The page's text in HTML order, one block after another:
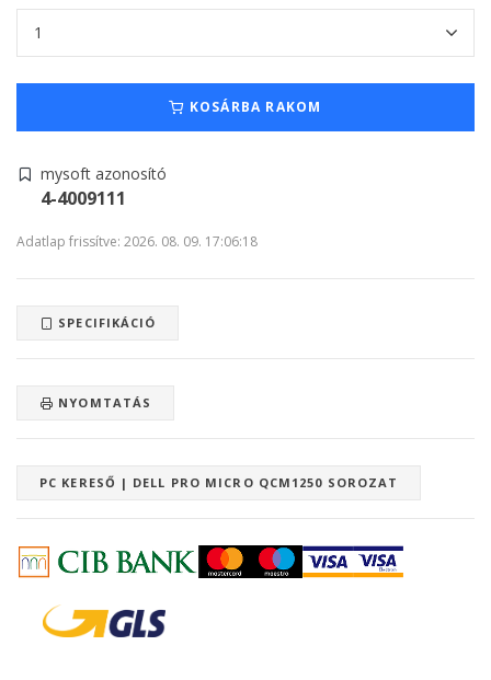
KOSÁRBA RAKOM
mysoft azonosító
4-4009111
Adatlap frissítve: 2026. 08. 09. 17:06:18
SPECIFIKÁCIÓ
NYOMTATÁS
PC KERESŐ | DELL PRO MICRO QCM1250 SOROZAT